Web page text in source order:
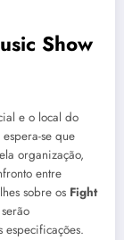
Show
e o local do
se que
organização,
entre
sobre os Fight